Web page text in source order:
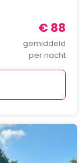
€ 88
gemiddeld
per nacht